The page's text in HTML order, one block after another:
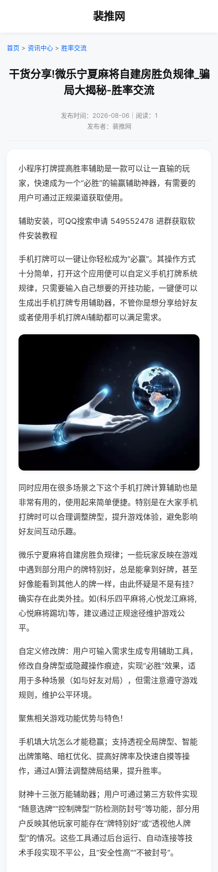
裴推网
首页 > 资讯中心 > 胜率交流
干货分享!微乐宁夏麻将自建房胜负规律_骗
局大揭秘-胜率交流
发布时间：2026-08-06｜阅读：1
发布者：裴推网
小程序打牌提高胜率辅助是一款可以让一直输的玩
家，快速成为一个“必胜”的输赢辅助神器，有需要的
用户可通过正规渠道获取使用。
辅助安装，可QQ搜索申请 549552478 进群获取软
件安装教程
手机打牌可以一键让你轻松成为“必赢”。其操作方式
十分简单，打开这个应用便可以自定义手机打牌系统
规律，只需要输入自己想要的开挂功能，一键便可以
生成出手机打牌专用辅助器，不管你是想分享给好友
或者使用手机打牌AI辅助都可以满足需求。
同时应用在很多场景之下这个手机打牌计算辅助也是
非常有用的，使用起来简单便捷。特别是在大家手机
打牌时可以合理调整牌型，提升游戏体验，避免影响
好友间互动乐趣。
微乐宁夏麻将自建房胜负规律；一些玩家反映在游戏
中遇到部分用户的牌特别好，总是能拿到好牌，甚至
好像能看到其他人的牌一样，由此怀疑是不是有挂？
确实存在此类外挂。如(科乐四平麻将,心悦龙江麻将,
心悦麻将踢坑)等，建议通过正规途径维护游戏公
平。
自定义修改牌：用户可输入需求生成专用辅助工具，
修改自身牌型或隐藏操作痕迹，实现“必胜”效果，适
用于多种场景（如与好友对局），但需注意遵守游戏
规则，维护公平环境。
聚焦相关游戏功能优势与特色！
手机填大坑怎么才能稳赢；支持透视全局牌型、智能
出牌策略、暗杠优化、提高好牌率及快速自摸等操
作，通过AI算法调整牌局结果，提升胜率。
财神十三张万能辅助器；用户可通过第三方软件实现
“随意选牌”“控制牌型”“防检测防封号”等功能，部分用
户反映其他玩家可能存在“牌特别好”或“透视他人牌
型”的情况。这些工具通过后台运行、自动连接等技
术手段实现不平公，且“安全性高”“不被封号”。